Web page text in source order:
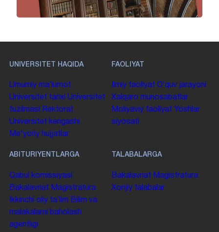
UNIVERSITET HAQIDA
Umumiy maʼlumot
Universitet tarixi Universitet
tuzilmasi
Rektorat
Universitet kengashi
Me'yoriy hujjatlar
FAOLIYAT
Ilmiy faoliyat Oʻquv jarayoni
Xalqaro munosabatlar
Moliyaviy faoliyat Yoshlar
siyosati
ABITURIYENTLARGA
Qabul komissiyasi
Bakalavriat Magistratura
Ikkinchi oliy taʼlim Bilim va
malakalarni baholash
agentligi
TALABALARGA
Bakalavriat Magistratura
Xorijiy talabalar